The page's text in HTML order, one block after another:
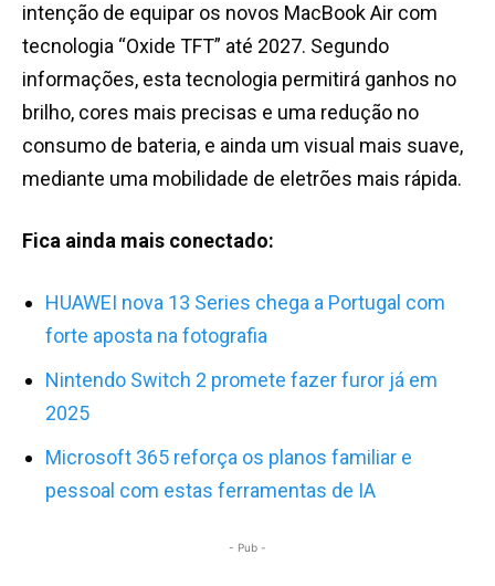
intenção de equipar os novos MacBook Air com
tecnologia “Oxide TFT” até 2027. Segundo
informações, esta tecnologia permitirá ganhos no
brilho, cores mais precisas e uma redução no
consumo de bateria, e ainda um visual mais suave,
mediante uma mobilidade de eletrões mais rápida.
Fica ainda mais conectado:
HUAWEI nova 13 Series chega a Portugal com
forte aposta na fotografia
Nintendo Switch 2 promete fazer furor já em
2025
Microsoft 365 reforça os planos familiar e
pessoal com estas ferramentas de IA
- Pub -